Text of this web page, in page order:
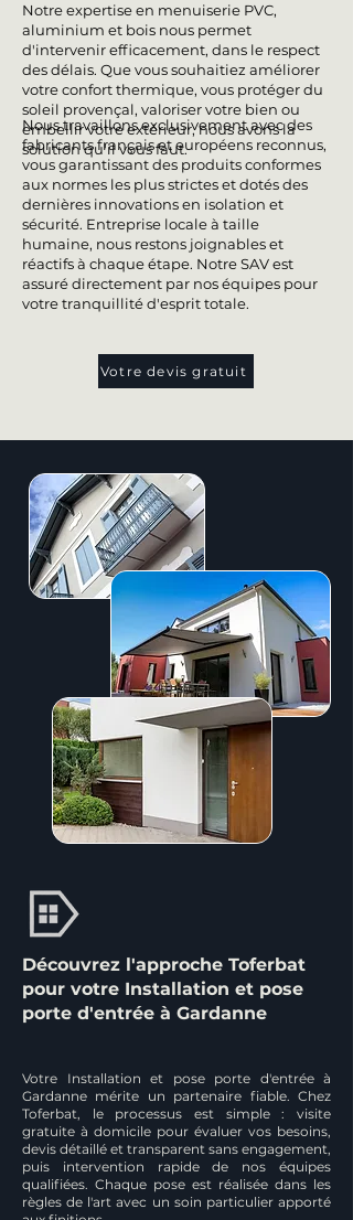
Nous travaillons exclusivement avec des
fabricants français et européens reconnus,
vous garantissant des produits conformes
aux normes les plus strictes et dotés des
dernières innovations en isolation et
sécurité. Entreprise locale à taille
humaine, nous restons joignables et
réactifs à chaque étape. Notre SAV est
assuré directement par nos équipes pour
votre tranquillité d'esprit totale.
Votre devis gratuit
Notre expertise en menuiserie PVC,
aluminium et bois nous permet
d'intervenir efficacement, dans le respect
des délais. Que vous souhaitiez améliorer
votre confort thermique, vous protéger du
soleil provençal, valoriser votre bien ou
embellir votre extérieur, nous avons la
solution qu'il vous faut.
Découvrez l'approche Toferbat
pour votre Installation et pose
porte d'entrée à Gardanne
Votre Installation et pose porte d'entrée à
Gardanne mérite un partenaire fiable. Chez
Toferbat, le processus est simple : visite
gratuite à domicile pour évaluer vos besoins,
devis détaillé et transparent sans engagement,
puis intervention rapide de nos équipes
qualifiées. Chaque pose est réalisée dans les
règles de l'art avec un soin particulier apporté